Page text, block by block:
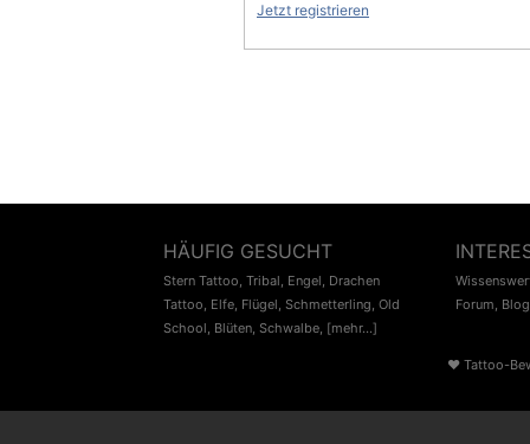
Jetzt registrieren
HÄUFIG GESUCHT
Stern Tattoo, Tribal, Engel, Drachen
Tattoo, Elfe, Flügel, Schmetterling, Old
School, Blüten, Schwalbe, [mehr...]
Forum, Blog
♥ Tattoo-